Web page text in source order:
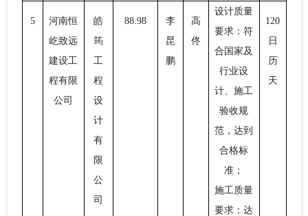
5
河南恒
屹致远
建设工
程有限
公司
皓
筠
工
程
设
计
有
限
公
司
88.98
李
昆
鹏
高
佟
设计质量
要求：符
合国家及
行业设
计、施工
验收规
范，达到
合格标
准；
施工质量
要求：达
120
日
历
天